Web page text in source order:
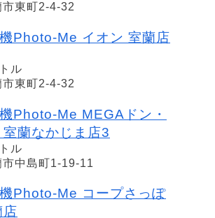
東町2-4-32
Photo-Me イオン 室蘭店
ル
東町2-4-32
Photo-Me MEGAドン・
室蘭なかじま店3
ル
市中島町1-19-11
Photo-Me コープさっぽ
店